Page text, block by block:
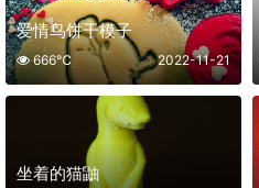
爱情鸟饼干模子
2022-11-21
666℃
坐着的猫鼬